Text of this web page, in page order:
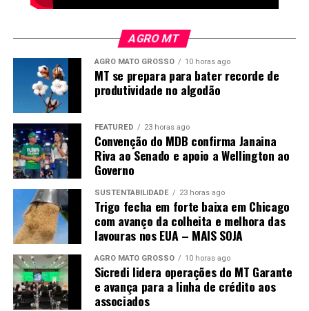
*Miguel Daoud
Política do Canal Rural
OCanal Rural
não se responsabiliza pelas opiniões e
conteúdos de inteira responsabilidade de seus autores. A
empresa se reserva o direito de fazer ajustes no texto
para adequação às normas de publicação.
O postJavali: uma ameaça que o Brasil não pode mais
ignorarapareceu primeiro emCanal Rural.
AGRO MT
AGRO MATO GROSSO 10 horas ago
MT se prepara para bater recorde de
produtividade no algodão
FEATURED 23 horas ago
Convenção do MDB confirma Janaina
Riva ao Senado e apoio a Wellington ao
Governo
SUSTENTABILIDADE 23 horas ago
Trigo fecha em forte baixa em Chicago
com avanço da colheita e melhora das
lavouras nos EUA – MAIS SOJA
AGRO MATO GROSSO 10 horas ago
Sicredi lidera operações do MT Garante
e avança para a linha de crédito aos
associados